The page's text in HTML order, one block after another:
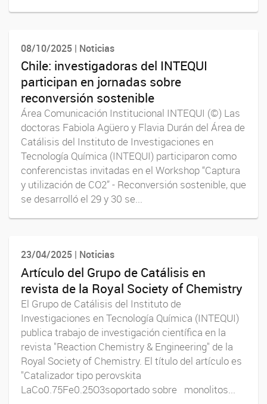
08/10/2025 | Noticias
Chile: investigadoras del INTEQUI
participan en jornadas sobre
reconversión sostenible
Área Comunicación Institucional INTEQUI (©) Las
doctoras Fabiola Agüero y Flavia Durán del Área de
Catálisis del Instituto de Investigaciones en
Tecnología Química (INTEQUI) participaron como
conferencistas invitadas en el Workshop “Captura
y utilización de CO2” - Reconversión sostenible, que
se desarrolló el 29 y 30 se...
23/04/2025 | Noticias
Artículo del Grupo de Catálisis en
revista de la Royal Society of Chemistry
El Grupo de Catálisis del Instituto de
Investigaciones en Tecnología Química (INTEQUI)
publica trabajo de investigación científica en la
revista "Reaction Chemistry & Engineering" de la
Royal Society of Chemistry. El título del artículo es
"Catalizador tipo perovskita
LaCo0.75Fe0.25O3soportado sobre monolitos...